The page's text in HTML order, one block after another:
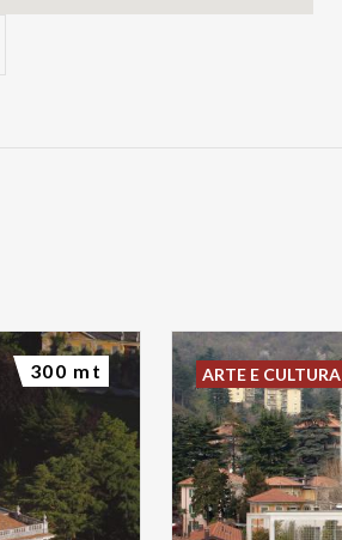
300 mt ARTE E CULTURA